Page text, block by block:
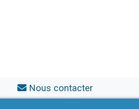
Nous contacter